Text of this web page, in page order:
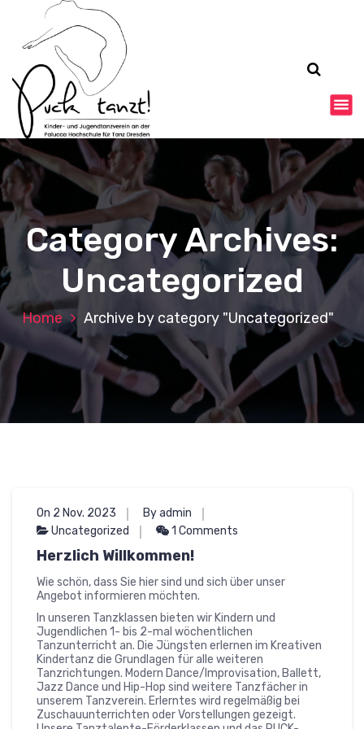
n
t
e
n
t
Category Archives:
Uncategorized
Home Archive by category "Uncategorized"
On 2 Nov. 2023
By admin
Uncategorized
1 Comments
Herzlich Willkommen!
Wie schön, dass Sie hier sind und sich über unser
Angebot informieren möchten.
In unseren Tanzklassen bieten wir Kindern und
Jugendlichen 1- bis 2-mal wöchentlichen
Tanzunterricht an. Die Jüngsten erlernen im Kreativen
Kindertanz die Grundlagen für alle weiteren
Tanzrichtungen. Modern Dance/Improvisation, Ballett,
Jazz Dance und Hip-Hop sind weitere Tanzfächer in
unserem Tanzverein. Erlerntes wird regelmäßig bei
Zuschauunterrichten oder Vorstellungen gezeigt.